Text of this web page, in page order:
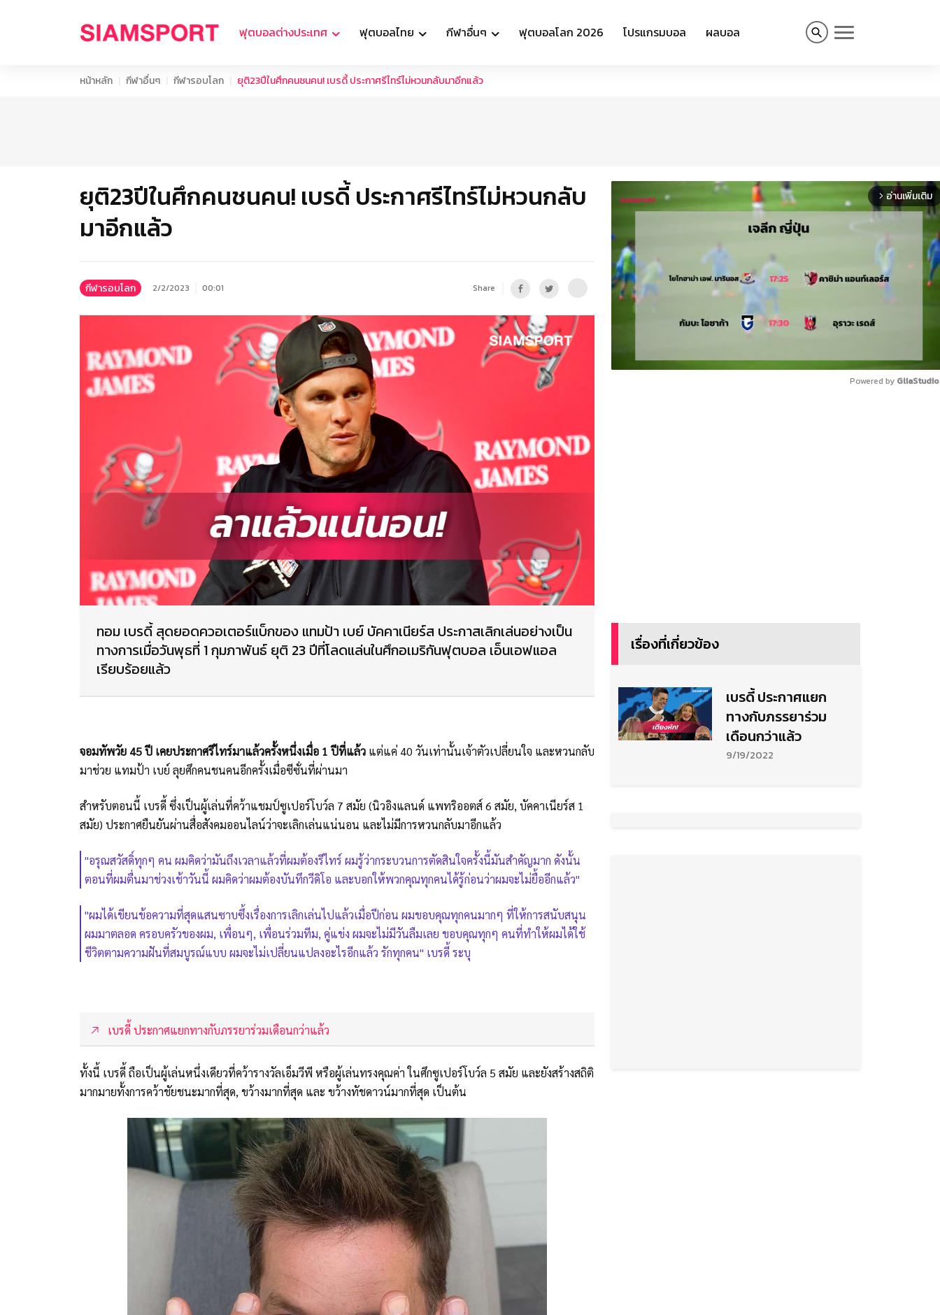
ฟุตบอลต่างประเทศ ฟุตบอลไทย กีฬาอื่นๆ ฟุตบอลโลก 2026 โปรแกรมบอล ผลบอล
หน้าหลัก กีฬาอื่นๆ กีฬารอบโลก ยุติ23ปีในศึกคนชนคน! เบรดี้ ประกาศรีไทร์ไม่หวนกลับมาอีกแล้ว
ยุติ23ปีในศึกคนชนคน! เบรดี้ ประกาศรีไทร์ไม่หวนกลับ
มาอีกแล้ว
กีฬารอบโลก 2/2/2023 00:01 Share
ทอม เบรดี้ สุดยอดควอเตอร์แบ็กของ แทมป้า เบย์ บัคคาเนียร์ส ประกาสเลิกเล่นอย่างเป็น
ทางการเมื่อวันพุธที่ 1 กุมภาพันธ์ ยุติ 23 ปีที่โลดแล่นในศึกอเมริกันฟุตบอล เอ็นเอฟแอล
เรียบร้อยแล้ว
จอมทัพวัย 45 ปี เคยประกาศรีไทร์มาแล้วครั้งหนึ่งเมื่อ 1 ปีที่แล้ว แต่แค่ 40 วันเท่านั้นเจ้าตัวเปลี่ยนใจ และหวนกลับ
มาช่วย แทมป้า เบย์ ลุยศึกคนชนคนอีกครั้งเมื่อซีซั่นที่ผ่านมา
สำหรับตอนนี้ เบรดี้ ซึ่งเป็นผู้เล่นที่คว้าแชมป์ซูเปอร์โบว์ล 7 สมัย (นิวอิงแลนด์ แพทริออตส์ 6 สมัย, บัคคาเนียร์ส 1
สมัย) ประกาศยืนยันผ่านสื่อสังคมออนไลน์ว่าจะเลิกเล่นแน่นอน และไม่มีการหวนกลับมาอีกแล้ว
"อรุณสวัสดิ์ทุกๆ คน ผมคิดว่ามันถึงเวลาแล้วที่ผมต้องรีไทร์ ผมรู้ว่ากระบวนการตัดสินใจครั้งนี้มันสำคัญมาก ดังนั้น
ตอนที่ผมตื่นมาช่วงเช้าวันนี้ ผมคิดว่าผมต้องบันทึกวีดิโอ และบอกให้พวกคุณทุกคนได้รู้ก่อนว่าผมจะไม่ยื้ออีกแล้ว"
"ผมได้เขียนข้อความที่สุดแสนซาบซึ้งเรื่องการเลิกเล่นไปแล้วเมื่อปีก่อน ผมขอบคุณทุกคนมากๆ ที่ให้การสนับสนุน
ผมมาตลอด ครอบครัวของผม, เพื่อนๆ, เพื่อนร่วมทีม, คู่แข่ง ผมจะไม่มีวันลืมเลย ขอบคุณทุกๆ คนที่ทำให้ผมได้ใช้
ชีวิตตามความฝันที่สมบูรณ์แบบ ผมจะไม่เปลี่ยนแปลงอะไรอีกแล้ว รักทุกคน" เบรดี้ ระบุ
เบรดี้ ประกาศแยกทางกับภรรยาร่วมเดือนกว่าแล้ว
ทั้งนี้ เบรดี้ ถือเป็นผู้เล่นหนึ่งเดียวที่คว้ารางวัลเอ็มวีพี หรือผู้เล่นทรงคุณค่า ในศึกซูเปอร์โบว์ล 5 สมัย และยังสร้างสถิติ
มากมายทั้งการคว้าชัยชนะมากที่สุด, ขว้างมากที่สุด และ ขว้างทัชดาวน์มากที่สุด เป็นต้น
arrow_forward_ios อ่านเพิ่มเติม
Powered by
เรื่องที่เกี่ยวข้อง
เบรดี้ ประกาศแยก
ทางกับภรรยาร่วม
เดือนกว่าแล้ว
9/19/2022